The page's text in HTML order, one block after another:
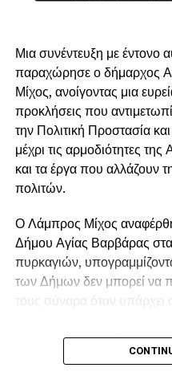
Μια συνέντευξη με έντονο
παραχώρησε ο δήμαρχος
Μίχος, ανοίγοντας μια
προκλήσεις που
την Πολιτική Προστασία
μέχρι τις αρμοδιότητες
και τα έργα που αλλάζουν
πολιτών.
Ο Λάμπρος Μίχος
Δήμου Αγίας Βαρβάρας
πυρκαγιών,
των Δήμων δεν μπορεί να
τους σύνορα όταν υπάρχει
Όπως εξήγησε, ο Δήμος
περιοχές, η οποία αρχικά